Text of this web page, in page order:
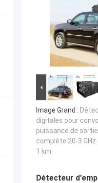
Image Grand :
digitales pour
puissance de sortie
complète 20-3
1 km
Détecteur